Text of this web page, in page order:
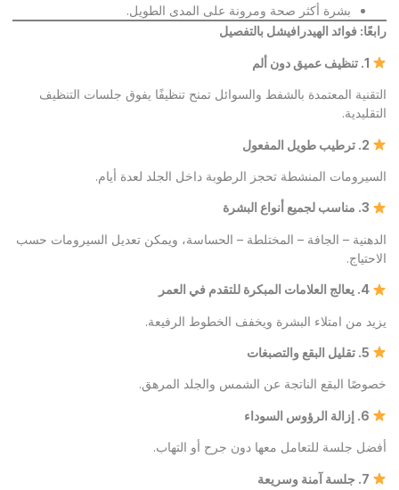
بشرة أكثر صحة ومرونة على المدى الطويل.
رابعًا: فوائد الهيدرافيشل بالتفصيل
تنظيف عميق دون ألم
التقنية المعتمدة بالشفط والسوائل تمنح تنظيفًا يفوق جلسات التنظيف
التقليدية.
ترطيب طويل المفعول
السيرومات المنشطة تحجز الرطوبة داخل الجلد لعدة أيام.
مناسب لجميع أنواع البشرة
الدهنية – الجافة – المختلطة – الحساسة، ويمكن تعديل السيرومات حسب
الاحتياج.
يعالج العلامات المبكرة للتقدم في العمر
يزيد من امتلاء البشرة ويخفف الخطوط الرفيعة.
تقليل البقع والتصبغات
خصوصًا البقع الناتجة عن الشمس والجلد المرهق.
إزالة الرؤوس السوداء
أفضل جلسة للتعامل معها دون جرح أو التهاب.
جلسة آمنة وسريعة